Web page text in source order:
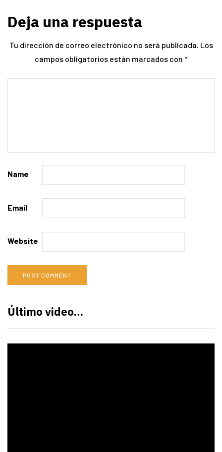
Deja una respuesta
Tu dirección de correo electrónico no será publicada. Los
campos obligatorios están marcados con *
Name
Email
Website
Último video…